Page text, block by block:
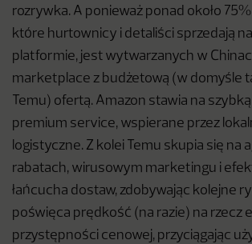
rozrywka. A ponieważ ponad około
które hurtownicy i detaliści sprzedają
platformie, jest wytwarzanych w
marketplace z budżetową (w domyśle
Temu) ofertą. Amazon stawia na
premium service, wspierane przez
logistyczne. Z kolei Temu skupia się na
rabatach, wirusowym marketingu i
łańcucha dostaw, zdobywając kolejne
poświęca prędkość (na razie) na rzecz
przystępności cenowej, przyciągając